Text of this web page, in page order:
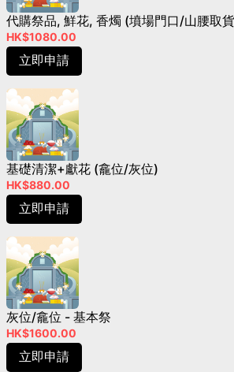
代購祭品, 鮮花, 香燭 (墳場門口/山腰取
HK$1080.00
立即申請
基礎清潔+獻花 (龕位/灰位)
HK$880.00
立即申請
灰位/龕位 - 基本祭
HK$1600.00
立即申請